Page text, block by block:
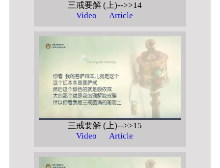
三戒要解 (上)-->>14
Video
Article
三戒要解 (上)-->>15
Video
Article